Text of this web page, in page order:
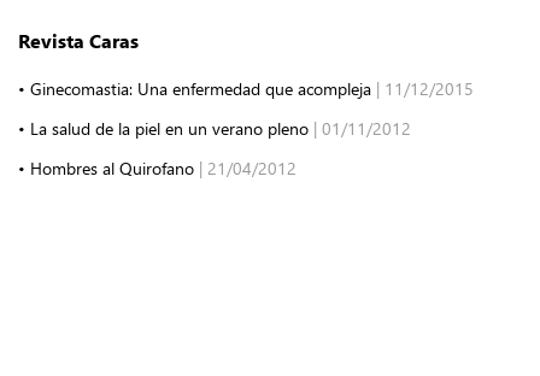
Revista Caras
• Ginecomastia: Una enfermedad que acompleja | 11/12/2015
• La salud de la piel en un verano pleno | 01/11/2012
• Hombres al Quirofano | 21/04/2012